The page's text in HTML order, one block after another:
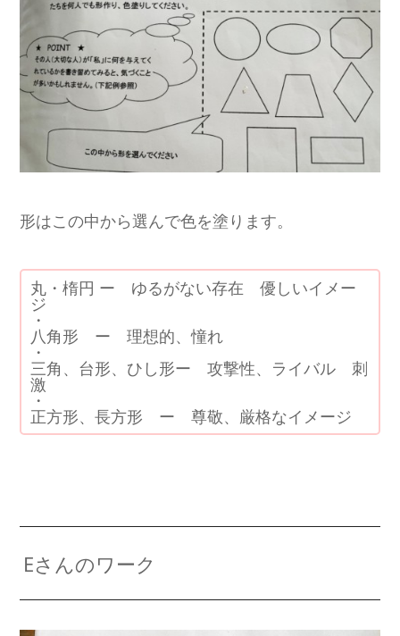
形はこの中から選んで色を塗ります。
丸・楕円 ー ゆるがない存在 優しいイメー
ジ
・
八角形 ー 理想的、憧れ
・
三角、台形、ひし形ー 攻撃性、ライバル 刺
激
・
正方形、長方形 ー 尊敬、厳格なイメージ
Eさんのワーク